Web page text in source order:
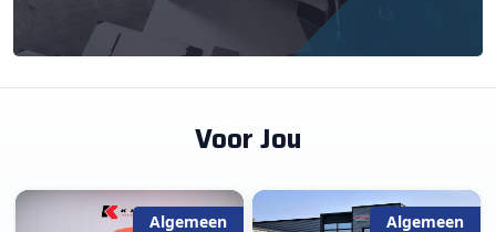
Voor Jou
Algemeen Algemeen